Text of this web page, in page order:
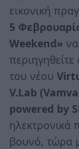
εικονική
5
Weekend»
του νέου
V.Lab
powered by
ηλεκτρονικά
βουνό, τώρα